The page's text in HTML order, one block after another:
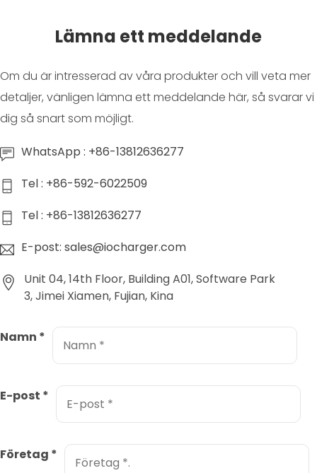
Lämna ett meddelande
Om du är intresserad av våra produkter och vill veta mer
detaljer, vänligen lämna ett meddelande här, så svarar vi
dig så snart som möjligt.
WhatsApp : +86-13812636277
Tel : +86-592-6022509
Tel : +86-13812636277
E-post: sales@iocharger.com
Unit 04, 14th Floor, Building A01, Software Park
3, Jimei Xiamen, Fujian, Kina
Namn *
E-post *
Företag *